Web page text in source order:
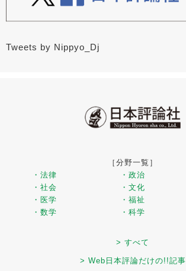
Tweets by Nippyo_Dj
［分野一覧］
・法律
・政治
・社会
・文化
・医学
・福祉
・数学
・科学
> すべて
> Web日本評論だけの!!記事